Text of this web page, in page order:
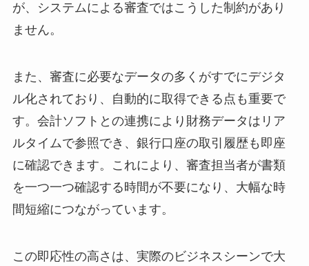
が、システムによる審査ではこうした制約があり
ません。
また、審査に必要なデータの多くがすでにデジタ
ル化されており、自動的に取得できる点も重要で
す。会計ソフトとの連携により財務データはリア
ルタイムで参照でき、銀行口座の取引履歴も即座
に確認できます。これにより、審査担当者が書類
を一つ一つ確認する時間が不要になり、大幅な時
間短縮につながっています。
この即応性の高さは、実際のビジネスシーンで大